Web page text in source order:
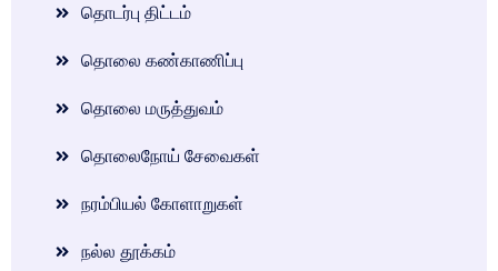
தொடர்பு திட்டம்
தொலை கண்காணிப்பு
தொலை மருத்துவம்
தொலைநோய் சேவைகள்
நரம்பியல் கோளாறுகள்
நல்ல தூக்கம்